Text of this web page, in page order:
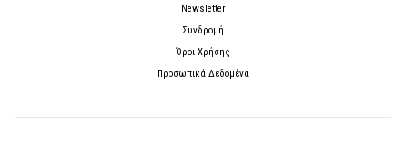
Newsletter
Συνδρομή
Όροι Χρήσης
Προσωπικά Δεδομένα